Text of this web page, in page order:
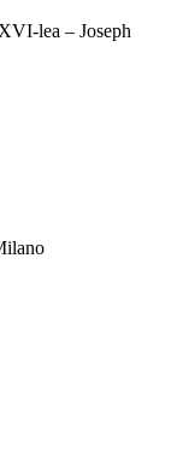
lea – Joseph